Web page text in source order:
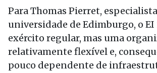
Para Thomas Pierret,
universidade de Edimburgo, o EI
exército regular, mas uma
relativamente flexível e,
pouco dependente de